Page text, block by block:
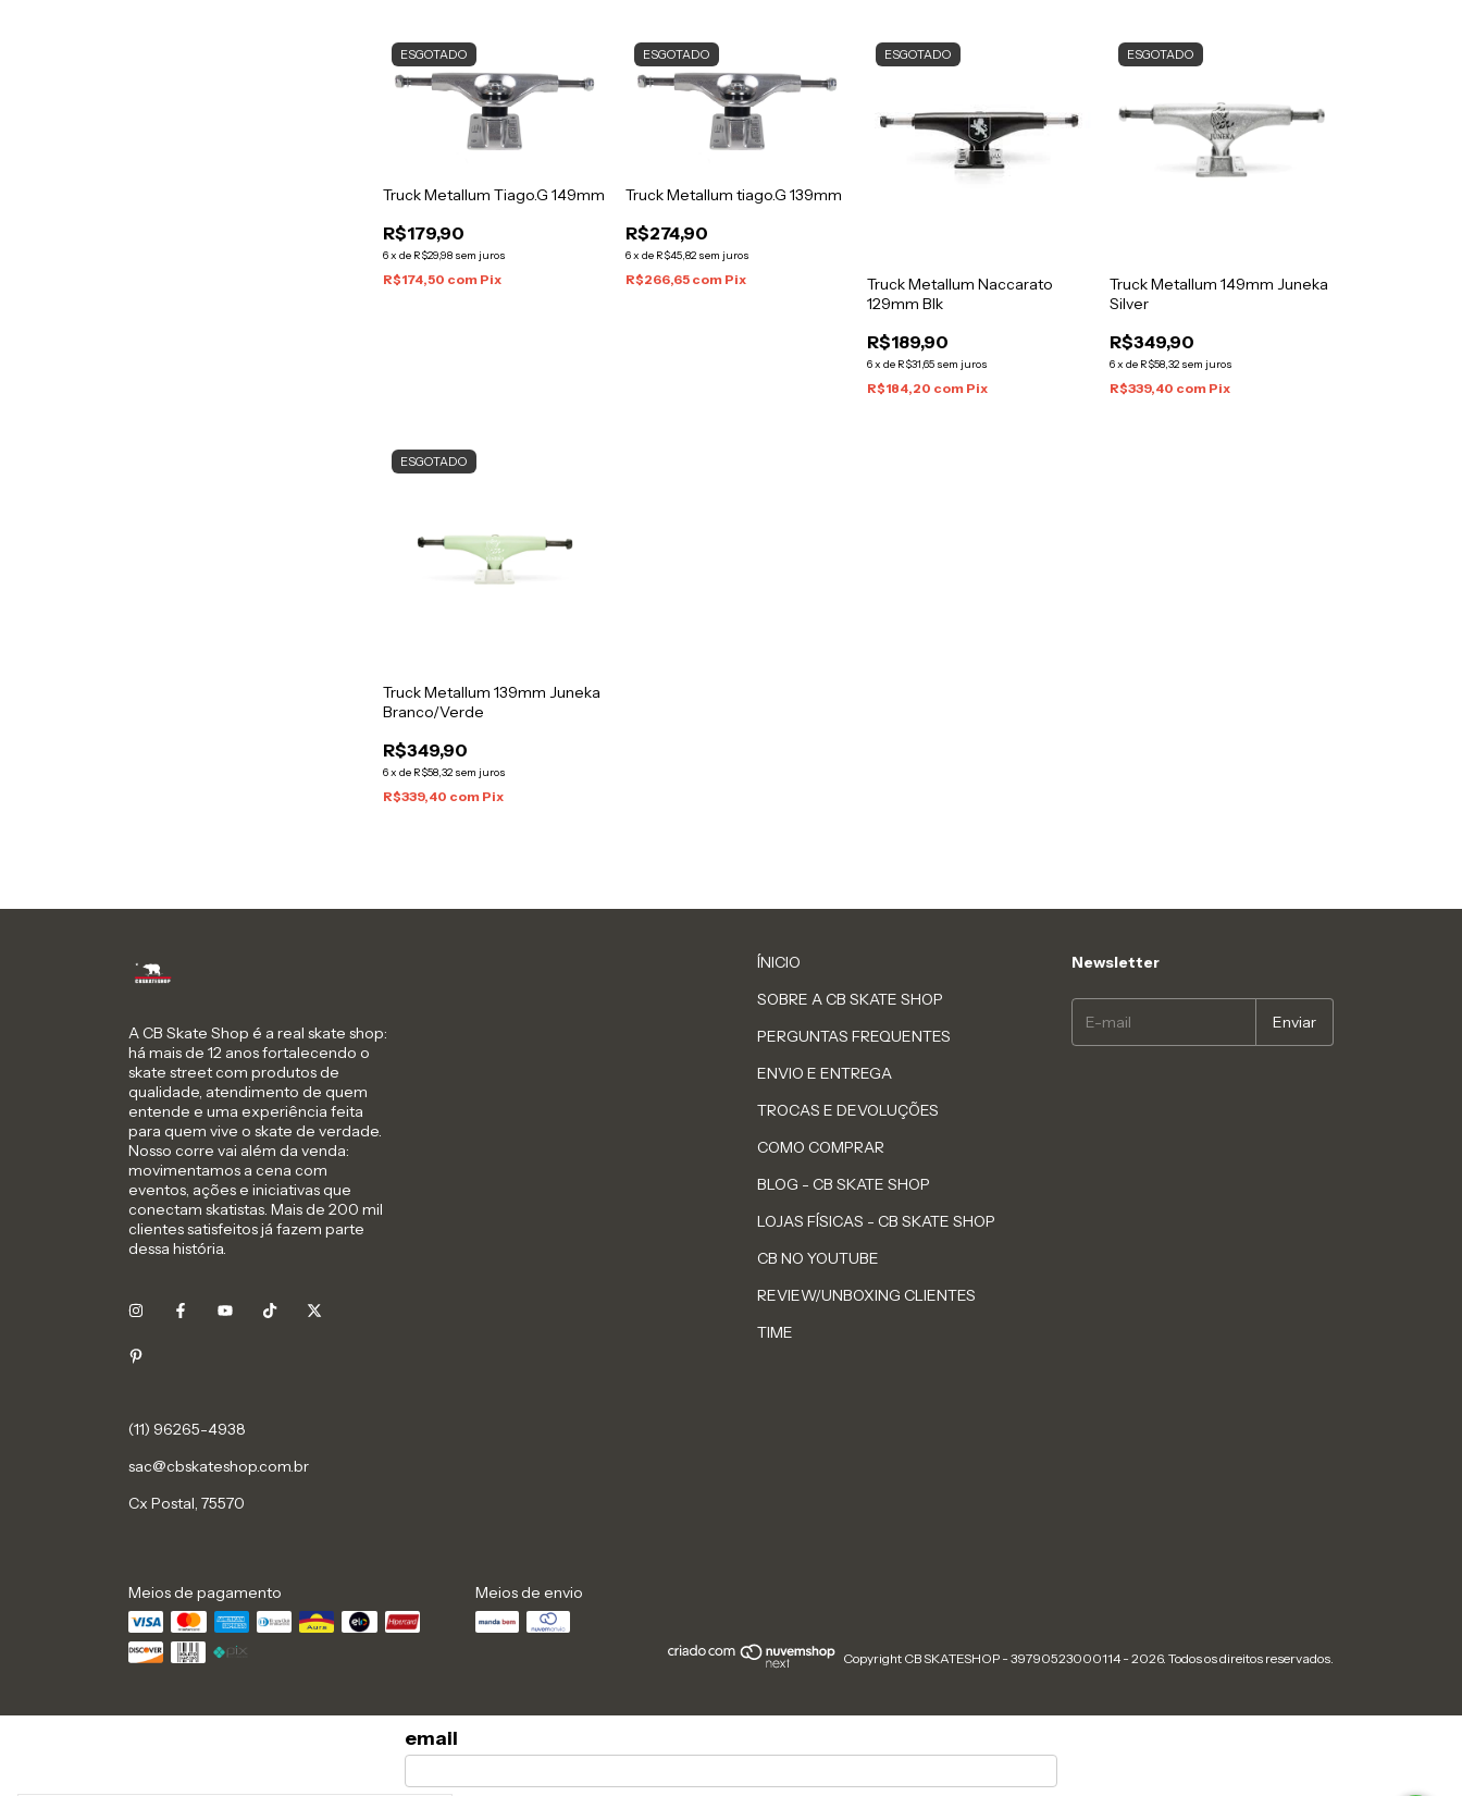
ESGOTADO
Truck Metallum Tiago.G 149mm
R$179,90
6xde R$29,98 sem juros
R$174,50 com Pix
ESGOTADO
Truck Metallum tiago.G 139mm
R$274,90
6x de R$45,82 sem juros
R$266,65 com Pix
ESGOTADO
Truck Metallum Naccarato
129mm Blk
R$189,90
6xde R$31,65 sem juros
R$184,20 com Pix
ESGOTADO
Truck Metallum 149mm Juneka
Silver
R$349,90
6x de R$58,32 sem juros
R$339,40 com Pix
ESGOTADO
Truck Metallum 139mm Juneka
Branco/Verde
R$349,90
6xde R$58,32 sem juros
R$339,40 com Pix
A CB Skate Shop é a real skate shop:
há mais de 12 anos fortalecendo o
skate street com produtos de
qualidade, atendimento de quem
entende e uma experiência feita
para quem vive o skate de verdade.
Nosso corre vai além da venda:
movimentamos a cena com
eventos, ações e iniciativas que
conectam skatistas. Mais de 200 mil
clientes satisfeitos já fazem parte
dessa história.
sac@cbskateshop.com.br
Cx Postal, 75570
ÍNICIO
SOBRE A CB SKATE SHOP
PERGUNTAS FREQUENTES
ENVIO E ENTREGA
TROCAS E DEVOLUÇÕES
COMO COMPRAR
BLOG - CB SKATE SHOP
LOJAS FÍSICAS - CB SKATE SHOP
CB NO YOUTUBE
REVIEW/UNBOXING CLIENTES
TIME
Newsletter
Meios de pagamento Meios de envio
Copyright CB SKATESHOP - 39790523000114 - 2026. Todos os direitos reservados.
email